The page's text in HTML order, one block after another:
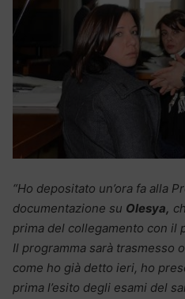
“Ho depositato un’ora fa alla
documentazione su Olesya,
prima del collegamento con il
Il programma sarà trasmesso
come ho già detto ieri, ho
prima l’esito degli esami del